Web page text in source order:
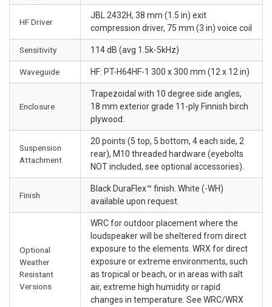
HF Driver
JBL 2432H, 38 mm (1.5 in) exit
compression driver, 75 mm (3 in) voice coil
Sensitivity 114 dB (avg 1.5k-5kHz)
Waveguide HF: PT-H64HF-1 300 x 300 mm (12 x 12 in)
Enclosure
Trapezoidal with 10 degree side angles,
18 mm exterior grade 11-ply Finnish birch
plywood.
Suspension
Attachment
20 points (5 top, 5 bottom, 4 each side, 2
rear), M10 threaded hardware (eyebolts
NOT included, see optional accessories).
Finish
Black DuraFlex™ finish. White (-WH)
available upon request.
Optional
Weather
Resistant
Versions
WRC for outdoor placement where the
loudspeaker will be sheltered from direct
exposure to the elements. WRX for direct
exposure or extreme environments, such
as tropical or beach, or in areas with salt
air, extreme high humidity or rapid
changes in temperature. See WRC/WRX